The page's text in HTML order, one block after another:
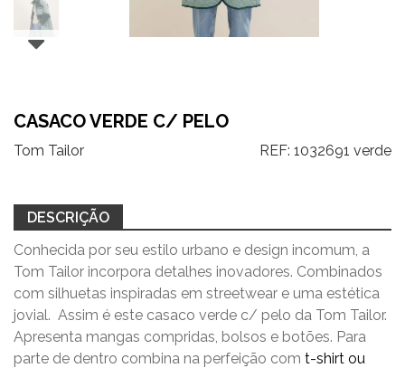
CASACO VERDE C/ PELO
Tom Tailor REF: 1032691 verde
DESCRIÇÃO
Conhecida por seu estilo urbano e design incomum, a
Tom Tailor incorpora detalhes inovadores. Combinados
com silhuetas inspiradas em streetwear e uma estética
jovial. Assim é este casaco verde c/ pelo da Tom Tailor.
Apresenta mangas compridas, bolsos e botões. Para
parte de dentro combina na perfeição com t-shirt ou